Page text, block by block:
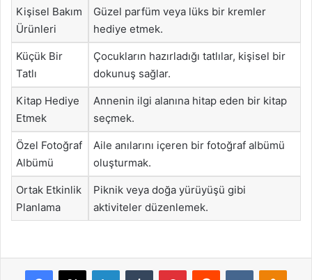
Kişisel Bakım
Ürünleri
Güzel parfüm veya lüks bir kremler
hediye etmek.
Küçük Bir
Tatlı
Çocukların hazırladığı tatlılar, kişisel bir
dokunuş sağlar.
Kitap Hediye
Etmek
Annenin ilgi alanına hitap eden bir kitap
seçmek.
Özel Fotoğraf
Albümü
Aile anılarını içeren bir fotoğraf albümü
oluşturmak.
Ortak Etkinlik
Planlama
Piknik veya doğa yürüyüşü gibi
aktiviteler düzenlemek.
Facebook
X LinkedInTumblr PinterestReddit VKontakte